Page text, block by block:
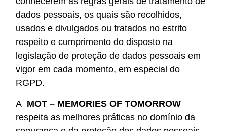
dados pessoais, os quais são recolhidos,
usados e divulgados ou tratados no estrito
respeito e cumprimento do disposto na
legislação de proteção de dados pessoais em
vigor em cada momento, em especial do
RGPD.
A MOT – MEMORIES OF TOMORROW
respeita as melhores práticas no domínio da